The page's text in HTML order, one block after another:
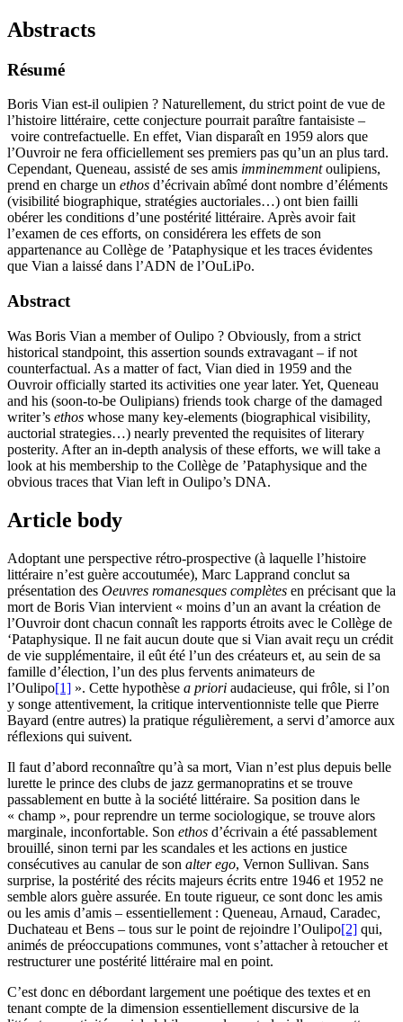
Abstracts
Résumé
Boris Vian est-il oulipien ? Naturellement, du strict point de vue de
l’histoire littéraire, cette conjecture pourrait paraître fantaisiste –
voire contrefactuelle. En effet, Vian disparaît en 1959 alors que
l’Ouvroir ne fera officiellement ses premiers pas qu’un an plus tard.
Cependant, Queneau, assisté de ses amis imminemmentoulipiens,
prend en charge un ethos d’écrivain abîmé dont nombre d’éléments
(visibilité biographique, stratégies auctoriales…) ont bien failli
obérer les conditions d’une postérité littéraire. Après avoir fait
l’examen de ces efforts, on considérera les effets de son
appartenance au Collège de ’Pataphysique et les traces évidentes
que Vian a laissé dans l’ADN de l’OuLiPo.
Abstract
Was Boris Vian a member of Oulipo ? Obviously, from a strict
historical standpoint, this assertion sounds extravagant – if not
counterfactual. As a matter of fact, Vian died in 1959 and the
Ouvroir officially started its activities one year later. Yet, Queneau
and his (soon-to-be Oulipians) friends took charge of the damaged
writer’s ethos whose many key-elements (biographical visibility,
auctorial strategies…) nearly prevented the requisites of literary
posterity. After an in-depth analysis of these efforts, we will take a
look at his membership to the Collège de ’Pataphysique and the
obvious traces that Vian left in Oulipo’s DNA.
Article body
Adoptant une perspective rétro-prospective (à laquelle l’histoire
littéraire n’est guère accoutumée), Marc Lapprand conclut sa
présentation des Oeuvres romanesques complètes en précisant que la
mort de Boris Vian intervient « moins d’un an avant la création de
l’Ouvroir dont chacun connaît les rapports étroits avec le Collège de
‘Pataphysique. Il ne fait aucun doute que si Vian avait reçu un crédit
de vie supplémentaire, il eût été l’un des créateurs et, au sein de sa
famille d’élection, l’un des plus fervents animateurs de
l’Oulipo[1] ». Cette hypothèse a priori audacieuse, qui frôle, si l’on
y songe attentivement, la critique interventionniste telle que Pierre
Bayard (entre autres) la pratique régulièrement, a servi d’amorce aux
réflexions qui suivent.
Il faut d’abord reconnaître qu’à sa mort, Vian n’est plus depuis belle
lurette le prince des clubs de jazz germanopratins et se trouve
passablement en butte à la société littéraire. Sa position dans le
« champ », pour reprendre un terme sociologique, se trouve alors
marginale, inconfortable. Son ethos d’écrivain a été passablement
brouillé, sinon terni par les scandales et les actions en justice
consécutives au canular de son alter ego, Vernon Sullivan. Sans
surprise, la postérité des récits majeurs écrits entre 1946 et 1952 ne
semble alors guère assurée. En toute rigueur, ce sont donc les amis
ou les amis d’amis – essentiellement : Queneau, Arnaud, Caradec,
Duchateau et Bens – tous sur le point de rejoindre l’Oulipo[2] qui,
animés de préoccupations communes, vont s’attacher à retoucher et
restructurer une postérité littéraire mal en point.
C’est donc en débordant largement une poétique des textes et en
tenant compte de la dimension essentiellement discursive de la